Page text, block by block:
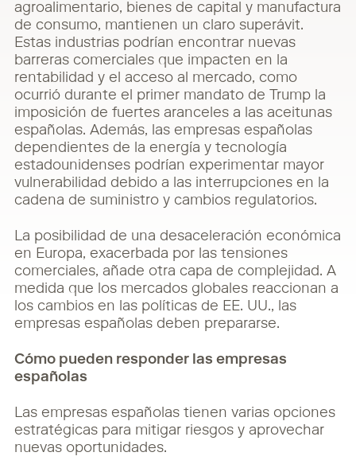
agroalimentario, bienes de capital y manufactura
de consumo, mantienen un claro superávit.
Estas industrias podrían encontrar nuevas
barreras comerciales que impacten en la
rentabilidad y el acceso al mercado, como
ocurrió durante el primer mandato de Trump la
imposición de fuertes aranceles a las aceitunas
españolas. Además, las empresas españolas
dependientes de la energía y tecnología
estadounidenses podrían experimentar mayor
vulnerabilidad debido a las interrupciones en la
cadena de suministro y cambios regulatorios.
La posibilidad de una desaceleración económica
en Europa, exacerbada por las tensiones
comerciales, añade otra capa de complejidad. A
medida que los mercados globales reaccionan a
los cambios en las políticas de EE. UU., las
empresas españolas deben prepararse.
Cómo pueden responder las empresas
españolas
Las empresas españolas tienen varias opciones
estratégicas para mitigar riesgos y aprovechar
nuevas oportunidades.